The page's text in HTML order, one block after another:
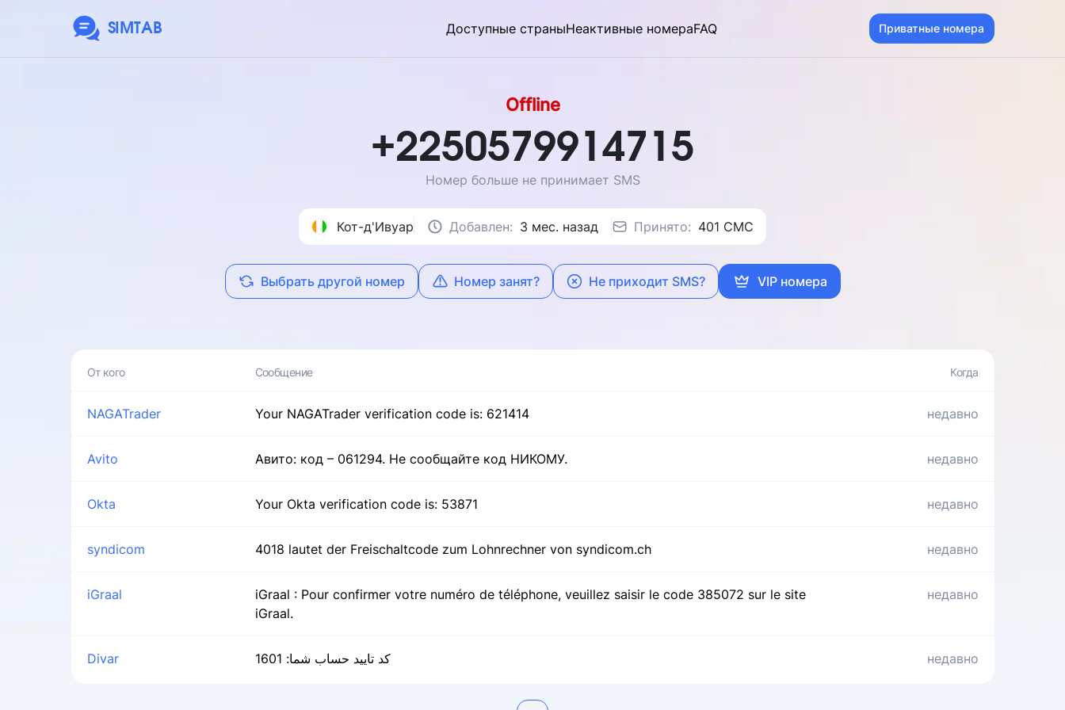
SIMTAB Доступные страныНеактивные номераFAQ Приватные номера
Offline
+2250579914715
Номер больше не принимает SMS
Кот-д'Ивуар Добавлен: 3 мес. назад Принято: 401 CMC
Выбрать другой номер Номер занят? Не приходит SMS? VIP номера
NAGATrader недавно
Your NAGATrader verification code is: 621414
Avito недавно
Авито: код – 061294. Не сообщайте код НИКОМУ.
Okta недавно
Your Okta verification code is: 53871
syndicom недавно
4018 lautet der Freischaltcode zum Lohnrechner von syndicom.ch
iGraal недавно
iGraal : Pour confirmer votre numéro de téléphone, veuillez saisir le code 385072 sur le site
iGraal.
Divar недавно کد تایید حساب شما: 1601